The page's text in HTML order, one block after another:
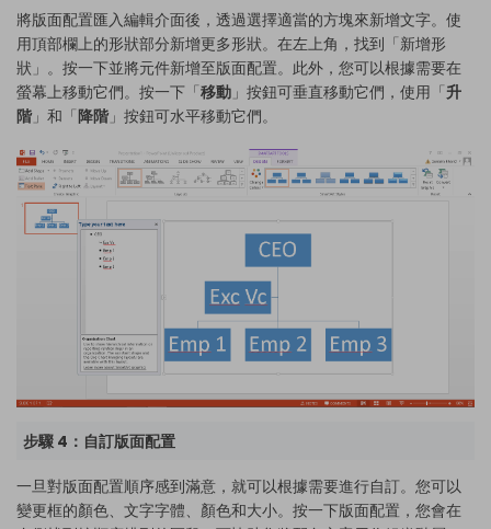
將版面配置匯入編輯介面後，透過選擇適當的方塊來新增文字。使
用頂部欄上的形狀部分新增更多形狀。在左上角，找到「新增形
狀」。按一下並將元件新增至版面配置。此外，您可以根據需要在
螢幕上移動它們。按一下「移動」按鈕可垂直移動它們，使用「升
階」和「降階」按鈕可水平移動它們。
步驟 4：自訂版面配置
一旦對版面配置順序感到滿意，就可以根據需要進行自訂。您可以
變更框的顏色、文字字體、顏色和大小。按一下版面配置，您會在